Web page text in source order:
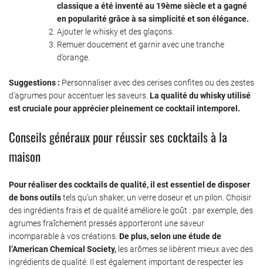
classique a été inventé au 19ème siècle et a gagné
en popularité grâce à sa simplicité et son élégance.
Ajouter le whisky et des glaçons.
Remuer doucement et garnir avec une tranche
d’orange.
Suggestions : Personnaliser avec des cerises confites ou des zestes
d’agrumes pour accentuer les saveurs. La qualité du whisky utilisé
est cruciale pour apprécier pleinement ce cocktail intemporel.
Conseils généraux pour réussir ses cocktails à la
maison
Pour réaliser des cocktails de qualité, il est essentiel de disposer
de bons outilstels qu’un shaker, un verre doseur et un pilon. Choisir
des ingrédients frais et de qualité améliore le goût : par exemple, des
agrumes fraîchement pressés apporteront une saveur
incomparable à vos créations. De plus, selon une étude de
l’American Chemical Society, les arômes se libèrent mieux avec des
ingrédients de qualité. Il est également important de respecter les